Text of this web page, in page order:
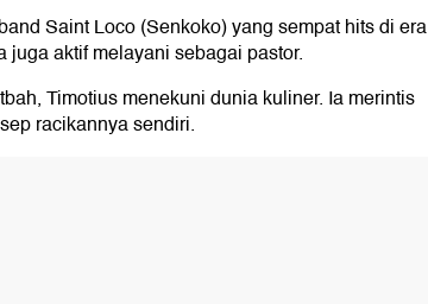
Saint Loco (Senkoko) yang sempat hits di era
aktif melayani sebagai pastor.
Timotius menekuni dunia kuliner. Ia merintis
racikannya sendiri.